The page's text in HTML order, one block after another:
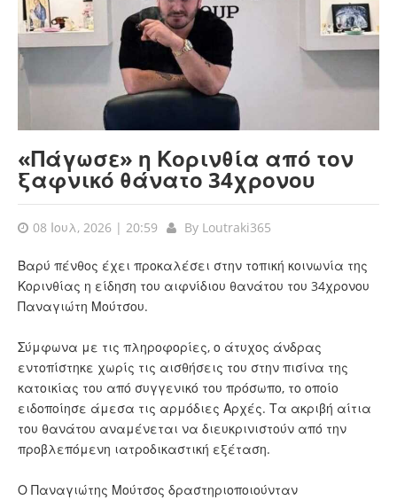
«Πάγωσε» η Κορινθία από τον
ξαφνικό θάνατο 34χρονου
08 Ιουλ, 2026 | 20:59 By Loutraki365
Βαρύ πένθος έχει προκαλέσει στην τοπική κοινωνία της
Κορινθίας η είδηση του αιφνίδιου θανάτου του 34χρονου
Παναγιώτη Μούτσου.
Σύμφωνα με τις πληροφορίες, ο άτυχος άνδρας
εντοπίστηκε χωρίς τις αισθήσεις του στην πισίνα της
κατοικίας του από συγγενικό του πρόσωπο, το οποίο
ειδοποίησε άμεσα τις αρμόδιες Αρχές. Τα ακριβή αίτια
του θανάτου αναμένεται να διευκρινιστούν από την
προβλεπόμενη ιατροδικαστική εξέταση.
Ο Παναγιώτης Μούτσος δραστηριοποιούνταν